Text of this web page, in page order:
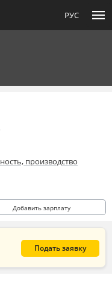
РУС menu
производство
Добавить зарплату
Подать заявку